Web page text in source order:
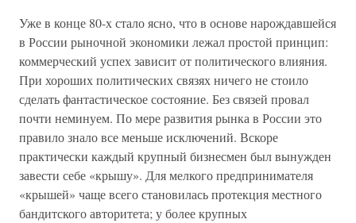
Уже в конце 80-х стало ясно, что в основе нарождавшейся
в России рыночной экономики лежал простой принцип:
коммерческий успех зависит от политического влияния.
При хороших политических связях ничего не стоило
сделать фантастическое состояние. Без связей провал
почти неминуем. По мере развития рынка в России это
правило знало все меньше исключений. Вскоре
практически каждый крупный бизнесмен был вынужден
завести себе «крышу». Для мелкого предпринимателя
«крышей» чаще всего становилась протекция местного
бандитского авторитета; у более крупных